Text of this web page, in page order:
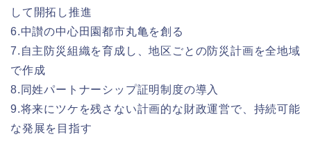
して開拓し推進
6.中讃の中心田園都市丸亀を創る
7.自主防災組織を育成し、地区ごとの防災計画を全地域
で作成
8.同姓パートナーシップ証明制度の導入
9.将来にツケを残さない計画的な財政運営で、持続可能
な発展を目指す